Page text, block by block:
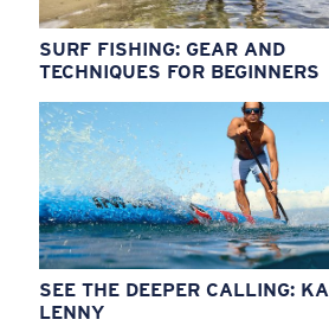
SURF FISHING: GEAR AND
TECHNIQUES FOR BEGINNERS
SEE THE DEEPER CALLING:
LENNY